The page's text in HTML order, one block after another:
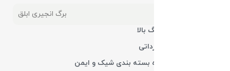
برگ انجیری ابلق
وارداتی
ارسال رایگان همراه بسته بندی شیک و ایمن